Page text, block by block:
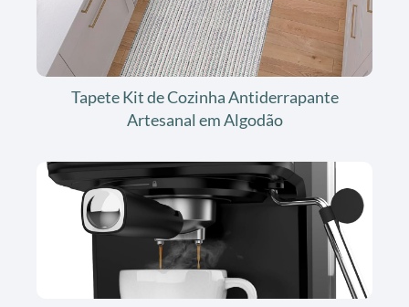
Tapete Kit de Cozinha Antiderrapante
Artesanal em Algodão